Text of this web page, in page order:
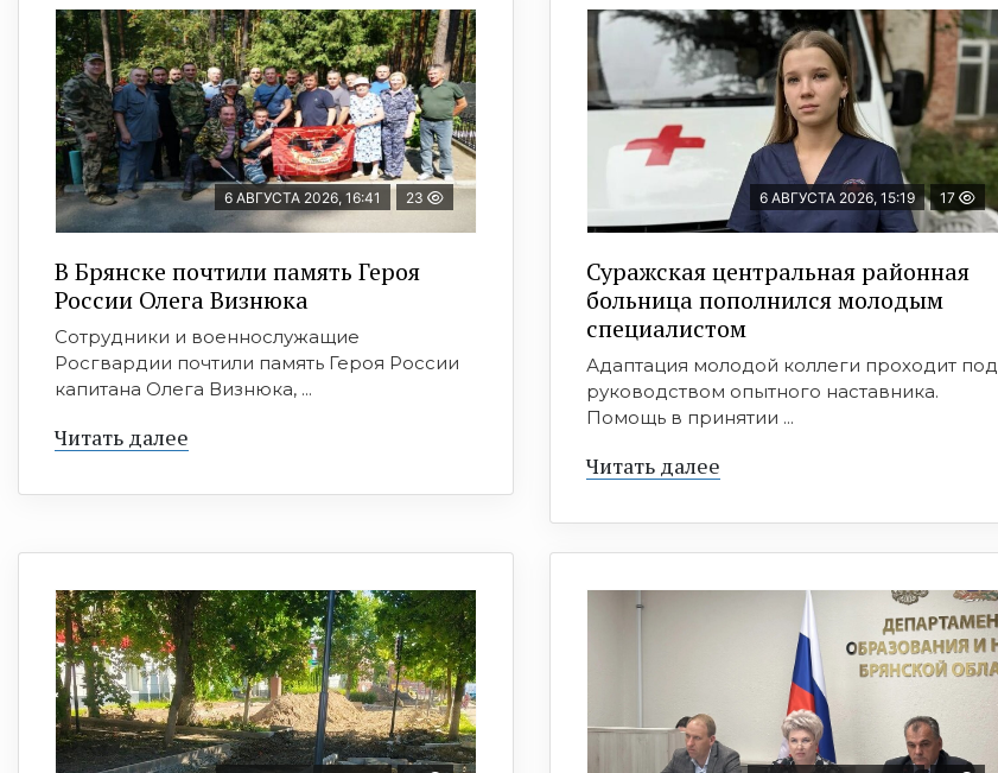
6 АВГУСТА 2026, 16:41 23
В Брянске почтили память Героя
России Олега Визнюка
Сотрудники и военнослужащие
Росгвардии почтили память Героя России
капитана Олега Визнюка, ...
Читать далее
6 АВГУСТА 2026, 15:19 17
Суражская центральная районная
больница пополнился молодым
специалистом
Адаптация молодой коллеги проходит под
руководством опытного наставника.
Помощь в принятии ...
Читать далее